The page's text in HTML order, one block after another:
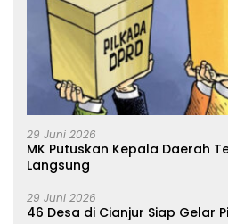
29 Juni 2026
MK Putuskan Kepala Daerah
Langsung
29 Juni 2026
46 Desa di Cianjur Siap Gelar